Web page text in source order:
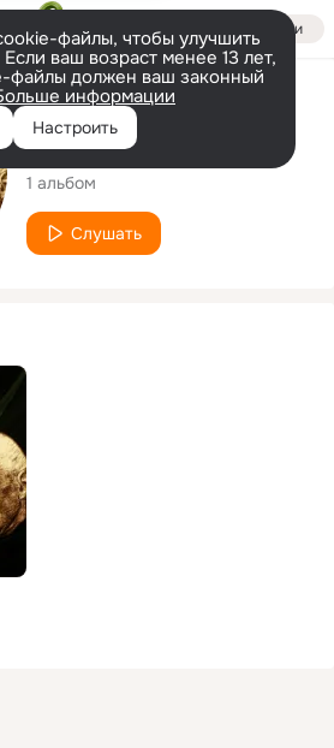
Войти
файлы, чтобы улучшить
ваш возраст менее 13 лет,
файлы должен ваш законный
информации
Настроить
Исполнитель
Saint Pancras
1 альбом
Слушать